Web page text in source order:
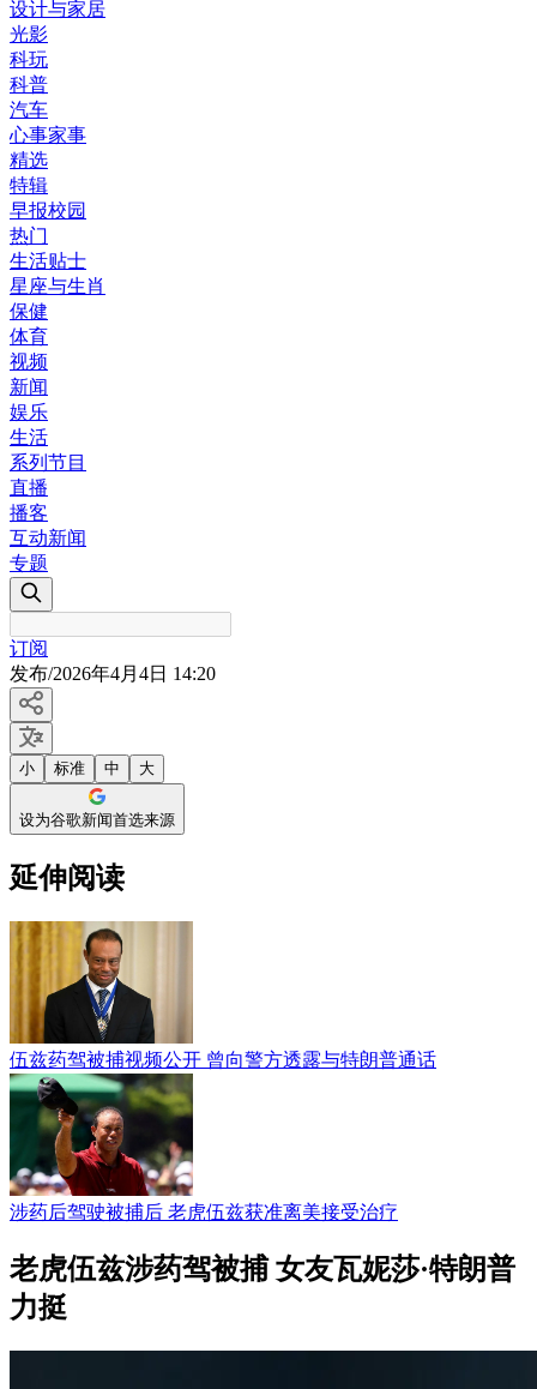
设计与家居
光影
科玩
科普
汽车
心事家事
精选
特辑
早报校园
热门
生活贴士
星座与生肖
保健
体育
视频
新闻
娱乐
生活
系列节目
直播
播客
互动新闻
专题
订阅
发布/2026年4月4日 14:20
小 标准 中 大
设为谷歌新闻首选来源
延伸阅读
伍兹药驾被捕视频公开 曾向警方透露与特朗普通话
涉药后驾驶被捕后 老虎伍兹获准离美接受治疗
老虎伍兹涉药驾被捕 女友瓦妮莎·特朗普
力挺